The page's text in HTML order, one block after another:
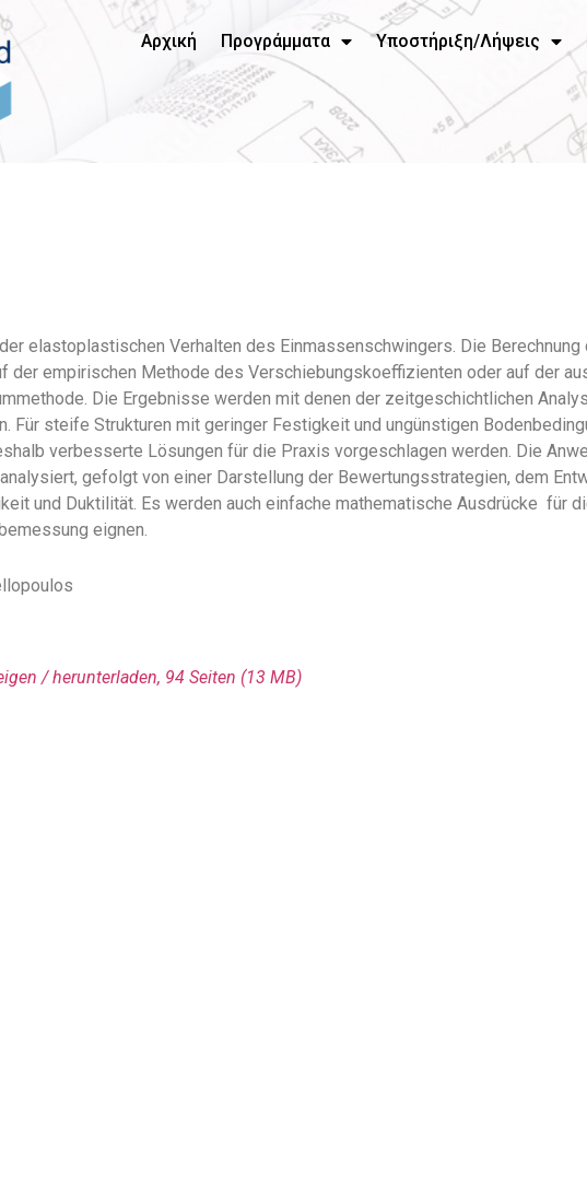
Αρχική Προγράμματα Υποστήριξη/Λήψεις
elastoplastischen Verhalten des Einmassenschwingers. Die
der empirischen Methode des Verschiebungskoeffizienten oder auf der
Die Ergebnisse werden mit denen der zeitgeschichtlichen
Für steife Strukturen mit geringer Festigkeit und ungünstigen
verbesserte Lösungen für die Praxis vorgeschlagen werden. Die
gefolgt von einer Darstellung der Bewertungsstrategien, dem
und Duktilität. Es werden auch einfache mathematische Ausdrücke für
eignen.
/ herunterladen, 94 Seiten (13 MΒ)